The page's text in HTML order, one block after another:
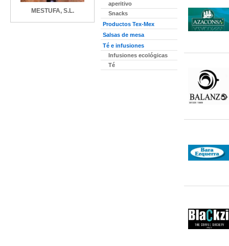
MESTUFA, S.L.
aperitivo
Snacks
Productos Tex-Mex
Salsas de mesa
Té e infusiones
Infusiones ecológicas
Té